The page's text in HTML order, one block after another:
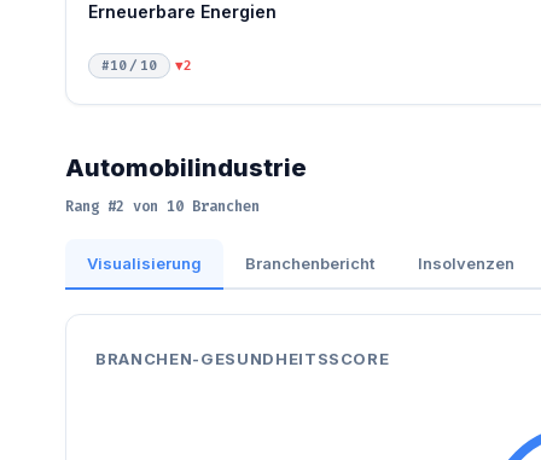
Erneuerbare Energien
#10 / 10 ▼2
Automobilindustrie
Rang #2 von 10 Branchen
Visualisierung Branchenbericht Insolvenzen
BRANCHEN-GESUNDHEITSSCORE